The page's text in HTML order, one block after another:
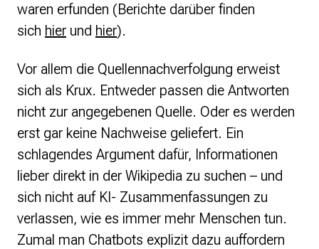
waren erfunden (Berichte darüber finden
sich hier und hier).
Vor allem die Quellennachverfolgung erweist
sich als Krux. Entweder passen die Antworten
nicht zur angegebenen Quelle. Oder es werden
erst gar keine Nachweise geliefert. Ein
schlagendes Argument dafür, Informationen
lieber direkt in der Wikipedia zu suchen – und
sich nicht auf KI- Zusammenfassungen zu
verlassen, wie es immer mehr Menschen tun.
Zumal man Chatbots explizit dazu auffordern